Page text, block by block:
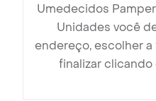
Umedecidos
Unidades você
endereço, escolher
finalizar clicando